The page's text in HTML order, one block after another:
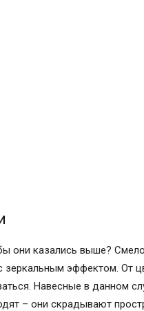
они казались выше?
зеркальным эффектом. От
Навесные в данном
– они скрадывают